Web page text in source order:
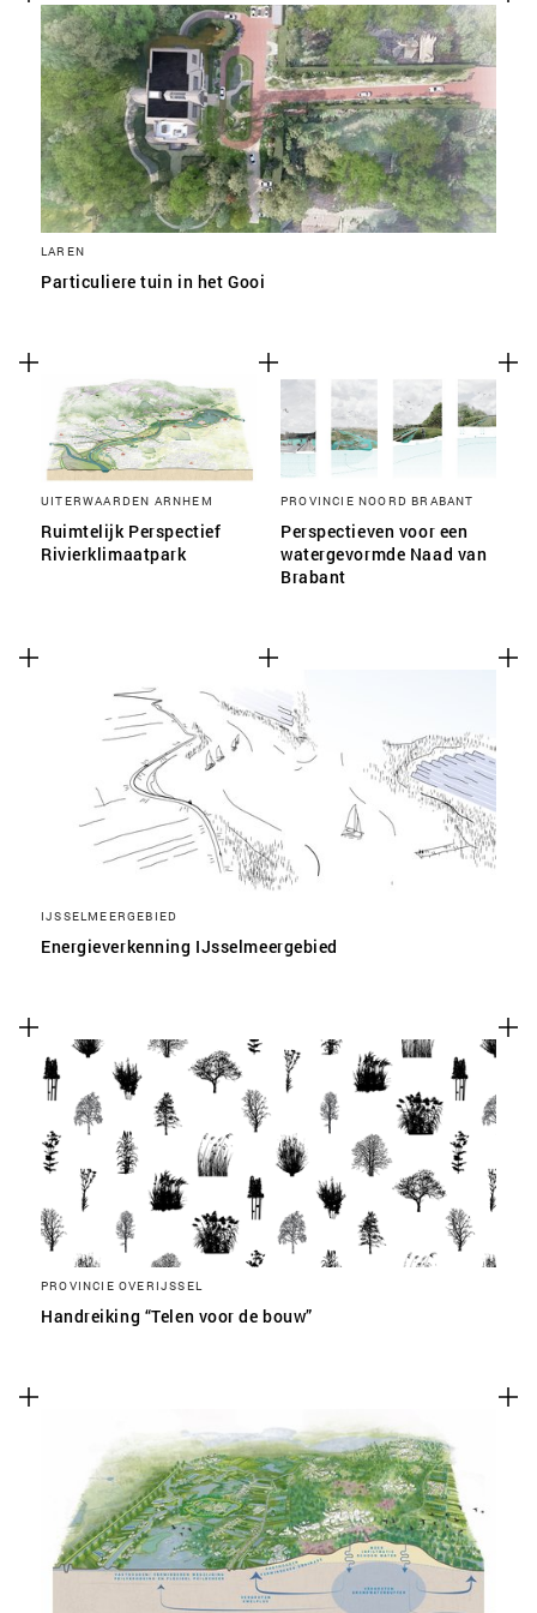
LAREN
Particuliere tuin in het Gooi
UITERWAARDEN ARNHEM
Ruimtelijk Perspectief
Rivierklimaatpark
PROVINCIE NOORD BRABANT
Perspectieven voor een
watergevormde Naad van
Brabant
IJSSELMEERGEBIED
Energieverkenning IJsselmeergebied
PROVINCIE OVERIJSSEL
Handreiking “Telen voor de bouw”
SLA VOORKEUREN OP